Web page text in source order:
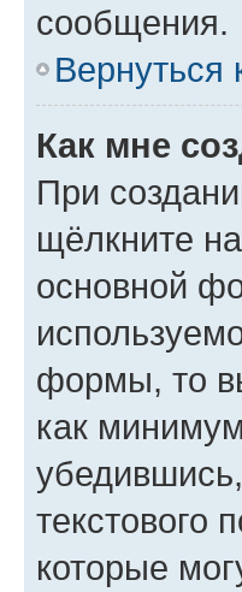
сообщения.
Вернуться
Как мне
При
щёлкните
основной
формы, то
как
текстового
которые